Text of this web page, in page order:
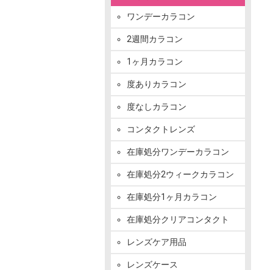
ワンデーカラコン
2週間カラコン
1ヶ月カラコン
度ありカラコン
度なしカラコン
コンタクトレンズ
在庫処分ワンデーカラコン
在庫処分2ウィークカラコン
在庫処分1ヶ月カラコン
在庫処分クリアコンタクト
レンズケア用品
レンズケース